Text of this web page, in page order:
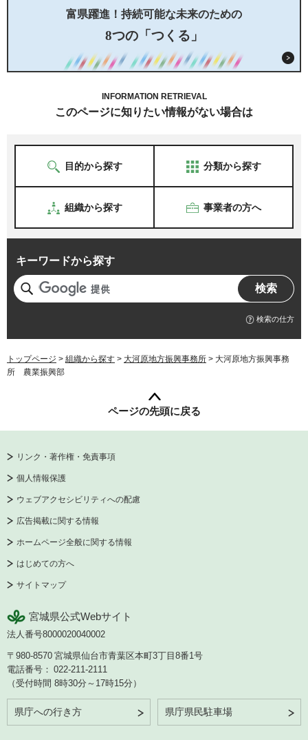
富県躍進！持続可能な未来のための
8つの「つくる」
INFORMATION RETRIEVAL
このページに知りたい情報がない場合は
目的から探す 分類から探す
組織から探す 事業者の方へ
キーワードから探す
検索の仕方
トップページ > 組織から探す > 大河原地方振興事務所 > 大河原地方振興事務
所 農業振興部
ページの先頭に戻る
リンク・著作権・免責事項
個人情報保護
ウェブアクセシビリティへの配慮
広告掲載に関する情報
ホームページ全般に関する情報
はじめての方へ
サイトマップ
宮城県公式Webサイト
法人番号8000020040002
〒980-8570 宮城県仙台市青葉区本町3丁目8番1号
電話番号： 022-211-2111
（受付時間 8時30分～17時15分）
県庁への行き方 県庁県民駐車場